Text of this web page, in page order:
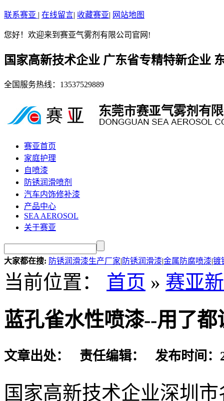
联系赛亚 | 在线留言| 收藏赛亚| 网站地图
您好！欢迎来到赛亚气雾剂有限公司官网!
国家高新技术企业 广东省专精特新企业
全国服务热线： 13537529889
赛亚首页
家庭护理
自喷漆
防锈润滑喷剂
汽车内饰修补漆
产品中心
SEA AEROSOL
关于赛亚
大家都在搜: 防锈润滑漆生产厂家| 防锈润滑漆|金属防腐喷漆|镀
当前位置： 首页 » 赛亚
蓝孔雀水性喷漆--用了都
文章出处： 责任编辑： 发布时间：
国家高新技术企业深圳